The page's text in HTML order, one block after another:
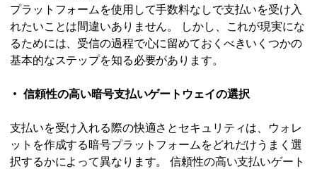
プラットフォームを使用して手数料なしで支払いを受け入
れたいことは間違いありません。 しかし、これが現実にな
るためには、受信の過程で心に留めておくべきいくつかの
基本的なステップを知る必要があります。
信頼性の高い暗号支払いゲートウェイの選択
支払いを受け入れる際の快適さとセキュリティは、ウォレ
ットを作成する暗号プラットフォームをどれだけうまく選
択するかによって異なります。 信頼性の高い支払いゲート